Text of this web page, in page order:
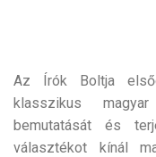
Az Írók Boltja
klasszikus
bemutatását és
választékot kínál